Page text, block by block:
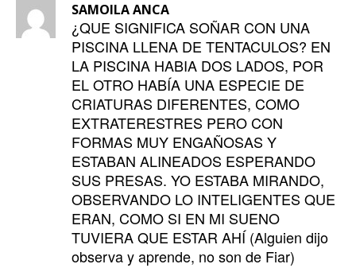
SAMOILA ANCA
¿QUE SIGNIFICA SOÑAR CON UNA
PISCINA LLENA DE TENTACULOS? EN
LA PISCINA HABIA DOS LADOS, POR
EL OTRO HABÍA UNA ESPECIE DE
CRIATURAS DIFERENTES, COMO
EXTRATERESTRES PERO CON
FORMAS MUY ENGAÑOSAS Y
ESTABAN ALINEADOS ESPERANDO
SUS PRESAS. YO ESTABA MIRANDO,
OBSERVANDO LO INTELIGENTES QUE
ERAN, COMO SI EN MI SUENO
TUVIERA QUE ESTAR AHÍ (Alguien dijo
observa y aprende, no son de Fiar)